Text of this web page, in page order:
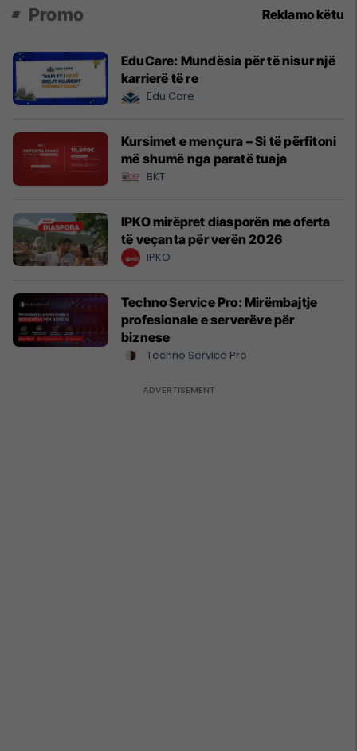
Promo Reklamo këtu
EduCare: Mundësia për të nisur një
karrierë të re
Edu Care
Kursimet e mençura – Si të përfitoni
më shumë nga paratë tuaja
BKT
IPKO mirëpret diasporën me oferta
të veçanta për verën 2026
IPKO
Techno Service Pro: Mirëmbajtje
profesionale e serverëve për
biznese
Techno Service Pro